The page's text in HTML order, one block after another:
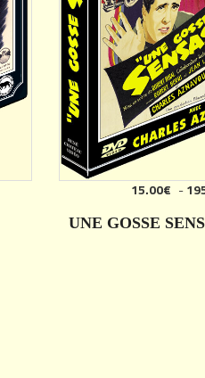
15.00€ -
UNE GOSSE